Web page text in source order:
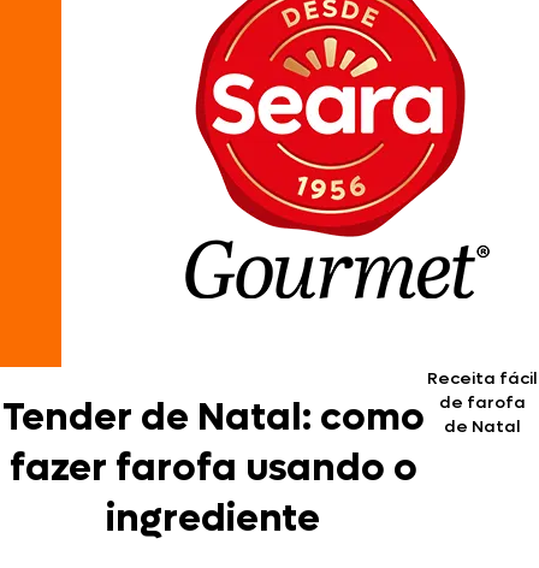
Tender de Natal: como
fazer farofa usando o
ingrediente
Receita fácil
de farofa
de Natal